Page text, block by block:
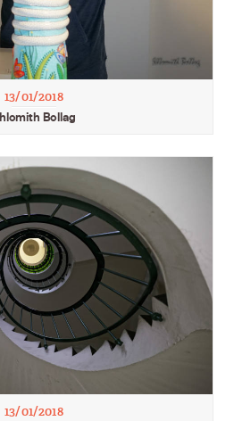
13/01/2018
Bollag
13/01/2018